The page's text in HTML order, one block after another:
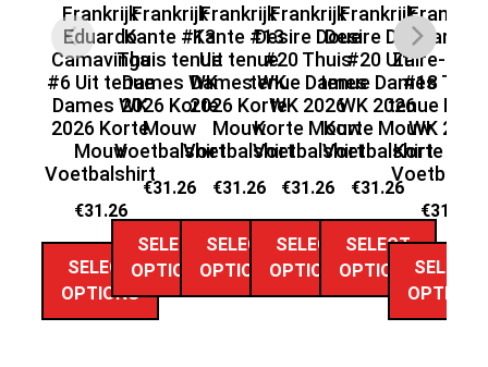
Frankrijk
Eduardo
Camavinga
#6 Uit tenue
Dames WK
2026 Korte
Mouw
Voetbalshirt
€31.26
SELECT
OPTIONS
Frankrijk
Kante #13
Thuis tenue
Dames WK
2026 Korte
Mouw
Voetbalshirt
€31.26
SELECT
OPTIONS
Frankrijk
Kante #13
Uit tenue
Dames WK
2026 Korte
Mouw
Voetbalshirt
€31.26
SELECT
OPTIONS
Frankrijk
Desire Doue
#20 Thuis
tenue Dames
WK 2026
Korte Mouw
Voetbalshirt
€31.26
SELECT
OPTIONS
Frankrijk
Desire Doue
#20 Uit
tenue Dames
WK 2026
Korte Mouw
Voetbalshirt
€31.26
SELECT
OPTIONS
Frankrijk
Warren
Zaire-
#18
tenue
WK 2026
Korte
€31.26
SELECT
OPTIONS